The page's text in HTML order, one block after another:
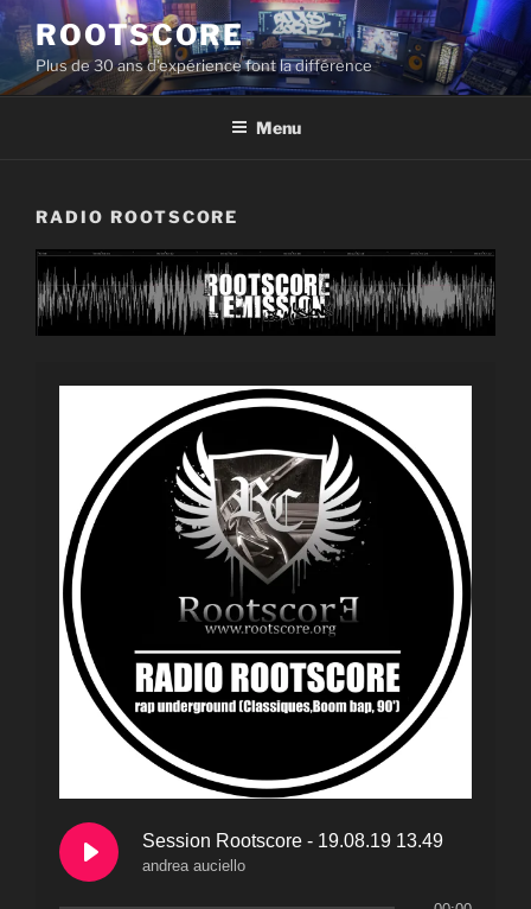
Aller
au
contenu
principal
ROOTSCORE
Plus de 30 ans d'expérience font la différence
Menu
RADIO ROOTSCORE
Session Rootscore - 19.08.19 13.49
andrea auciello